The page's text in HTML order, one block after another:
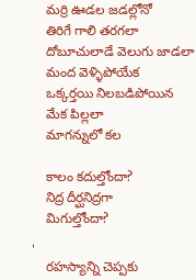
మర్రి ఊడల జడల్లోనో
తిరిగే గాలి తరగలా
దోబూచులాడే వెలుగు జాడలా
మంద వెళ్ళిపోయేక
ఒక్కర్తయి నిలబడిపోయిన
మేక పిల్లలా
మాగన్నులో కల
కాలం కదుల్తోందా?
నిద్ర దీర్ఘనిద్రగా
మిగుల్తోందా?
రహస్యాన్ని చెప్పకు